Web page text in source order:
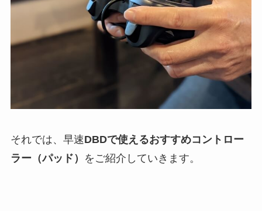
それでは、早速DBDで使えるおすすめコントロー
ラー（パッド）
をご紹介していきます。